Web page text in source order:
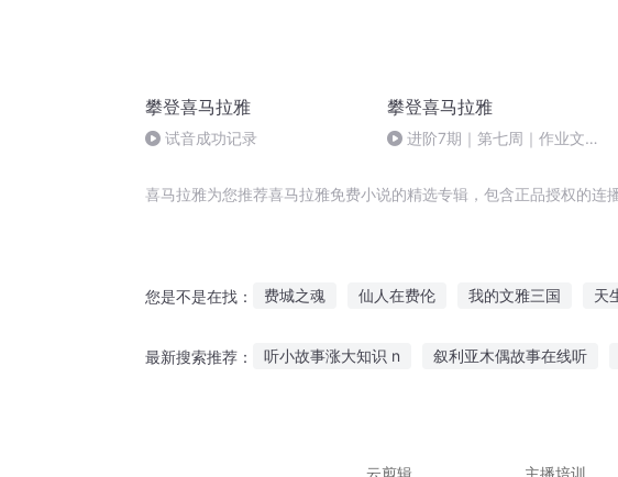
攀登喜马拉雅
试音成功记录
攀登喜马拉雅
进阶7期｜第七周｜作业文本
喜马拉雅为您推荐喜马拉雅免费小说的精选专辑，包含正品授权的连
您是不是在找： 费城之魂 仙人在费伦 我的文雅三国 天
最新搜索推荐： 听小故事涨大知识 n 叙利亚木偶故事在线听
云剪辑
主播培训